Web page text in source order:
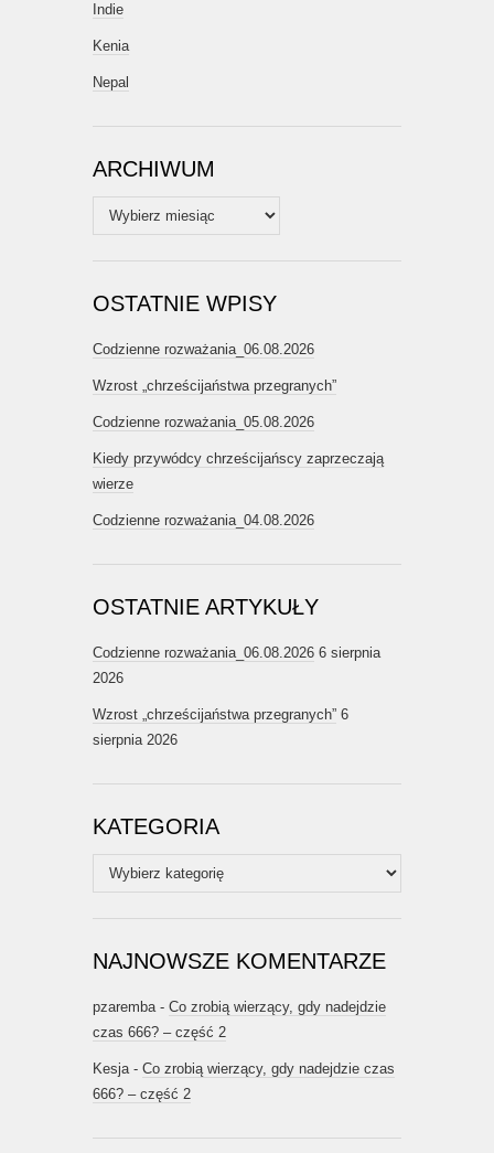
Indie
Kenia
Nepal
ARCHIWUM
Archiwum
OSTATNIE WPISY
Codzienne rozważania_06.08.2026
Wzrost „chrześcijaństwa przegranych”
Codzienne rozważania_05.08.2026
Kiedy przywódcy chrześcijańscy zaprzeczają
wierze
Codzienne rozważania_04.08.2026
OSTATNIE ARTYKUŁY
Codzienne rozważania_06.08.2026 6 sierpnia
2026
Wzrost „chrześcijaństwa przegranych” 6
sierpnia 2026
KATEGORIA
Kategoria
NAJNOWSZE KOMENTARZE
pzaremba- Co zrobią wierzący, gdy nadejdzie
czas 666? – część 2
Kesja- Co zrobią wierzący, gdy nadejdzie czas
666? – część 2